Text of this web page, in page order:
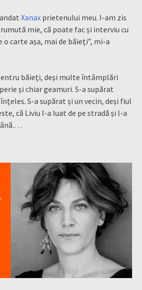
Xanax prietenului meu. I-am zis
mie, că poate fac și interviu cu
o carte așa, mai de băieți”, mi-a
băieți, deși multe întâmplări
și chiar geamuri. S-a supărat
S-a supărat și un vecin, deși fiul
că Liviu l-a luat de pe stradă și l-a